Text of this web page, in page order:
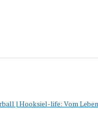
| Hooksiel-life: Vom